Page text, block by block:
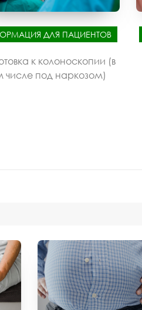
ДЛЯ ПАЦИЕНТОВ
к колоноскопии (в
числе под наркозом)